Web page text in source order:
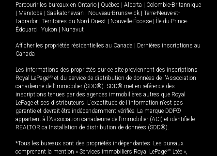
Parcourir les bureaux en Ontario Québec Alberta
Colombie-Britannique
Manitoba Saskatchewan Nouveau-Brunswick
Terre-Neuve-et-
Labrador
Territoires du Nord-Ouest Nouvelle-Écosse
Île-du-Prince-
Édouard
Yukon Nunavut
Afficher les propriétés résidentielles au Canada
Dernières inscriptions au
Canada
Les informations des propriétés sur ce site proviennent des inscriptions
Royal LePageMD et du service de distribution de données de l'Association
canadienne de l’immobilier (SDD®). SDD® met en référence des
inscriptions tenues par des agences immobilières autres que Royal
LePage et ses distributeurs. L'exactitude de l'information n'est pas
garantie et devrait être indépendamment vérifiée. La marque DDF®
appartient à l'Association canadienne de l’immobilier (ACI) et identifie le
REALTOR.ca Installation de distribution de données (SDD®).
*Tous les bureaux sont des propriétés indépendantes. Les bureaux
comprenant la mention « Services immobiliers Royal LePageMD Ltée »,